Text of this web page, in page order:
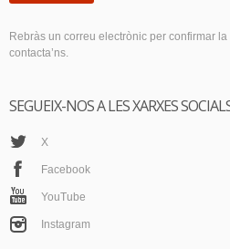
Rebràs un correu electrònic per confirmar
contacta’ns.
SEGUEIX-NOS A LES XARXES
X
Facebook
YouTube
Instagram